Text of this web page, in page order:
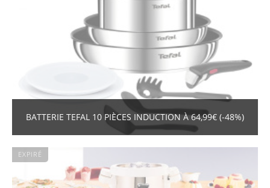
BATTERIE TEFAL 10 PIÈCES INDUCTION À 64,99€ (-48%)
EXPIRÉ